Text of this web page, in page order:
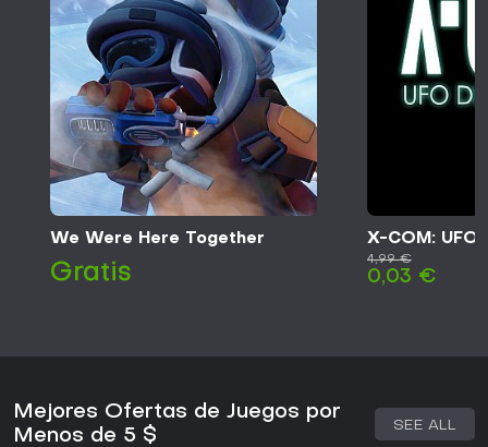
We Were Here Together
Gratis
X-COM: UFO
4,99 €
0,03 €
Mejores Ofertas de Juegos por
Menos de 5 $
SEE ALL